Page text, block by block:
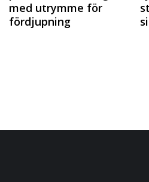
med utrymme för
fördjupning